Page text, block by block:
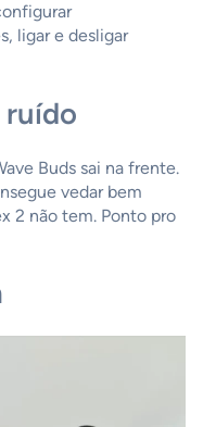
ligar e desligar
ruído
Buds sai na frente.
vedar bem
2 não tem. Ponto pro